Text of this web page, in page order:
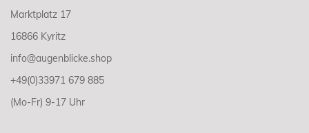
Marktplatz 17
16866 Kyritz
info@augenblicke.shop
+49(0)33971 679 885
(Mo-Fr) 9-17 Uhr